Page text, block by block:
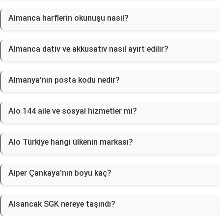
Almanca harflerin okunuşu nasıl?
Almanca dativ ve akkusativ nasıl ayırt edilir?
Almanya'nın posta kodu nedir?
Alo 144 aile ve sosyal hizmetler mi?
Alo Türkiye hangi ülkenin markası?
Alper Çankaya'nın boyu kaç?
Alsancak SGK nereye taşındı?